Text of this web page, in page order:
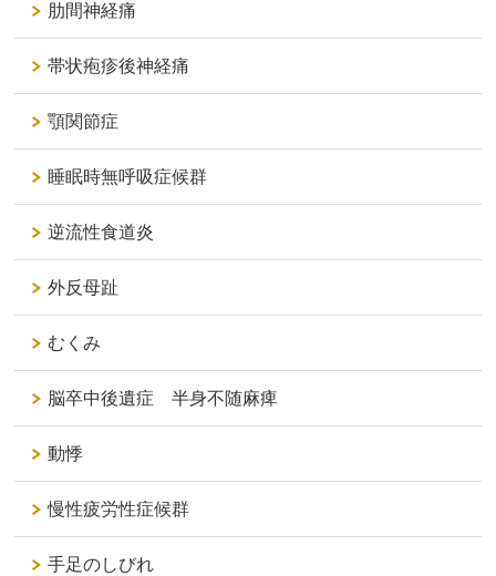
肋間神経痛
帯状疱疹後神経痛
顎関節症
睡眠時無呼吸症候群
逆流性食道炎
外反母趾
むくみ
脳卒中後遺症 半身不随麻痺
動悸
慢性疲労性症候群
手足のしびれ